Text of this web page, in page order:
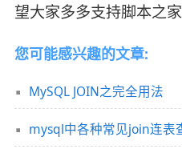
望大家多多支持脚本之家
您可能感兴趣的文章:
MySQL JOIN之完全用法
mysql中各种常见join连表